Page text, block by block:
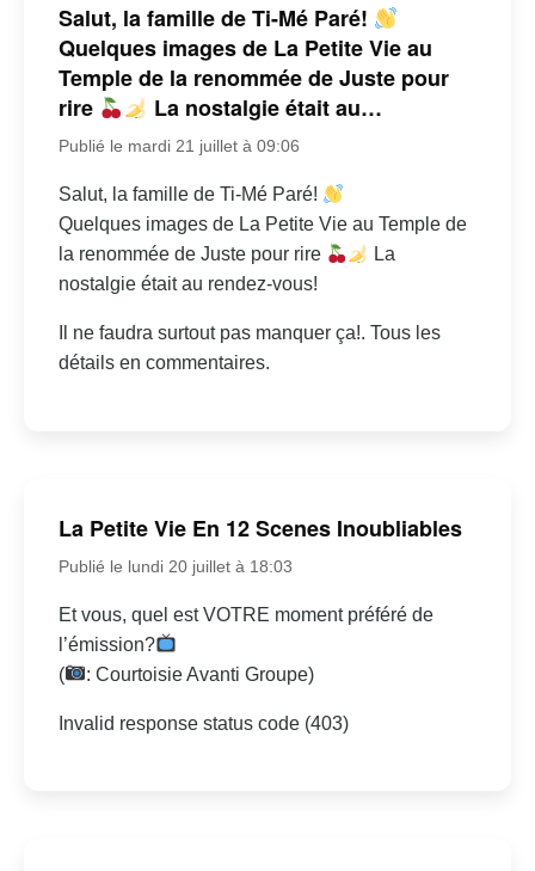
Salut, la famille de Ti-Mé Paré!
Quelques images de La Petite Vie au
Temple de la renommée de Juste pour
rire
La nostalgie était au…
Publié le mardi 21 juillet à 09:06
Salut, la famille de Ti-Mé Paré!
Quelques images de La Petite Vie au Temple de
la renommée de Juste pour rire
La
nostalgie était au rendez-vous!
Il ne faudra surtout pas manquer ça!. Tous les
détails en commentaires.
La Petite Vie En 12 Scenes Inoubliables
Publié le lundi 20 juillet à 18:03
Et vous, quel est VOTRE moment préféré de
l’émission?
(
: Courtoisie Avanti Groupe)
Invalid response status code (403)